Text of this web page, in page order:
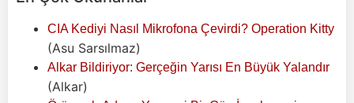
CIA Kediyi Nasıl Mikrofona Çevirdi? Operation Kitty
(Asu Sarsılmaz)
Alkar Bildiriyor: Gerçeğin Yarısı En Büyük Yalandır
(Alkar)